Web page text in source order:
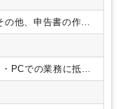
の他、申告書の作成
トワークは代表が
・PCでの業務に抵抗
す） ■歓迎要件・